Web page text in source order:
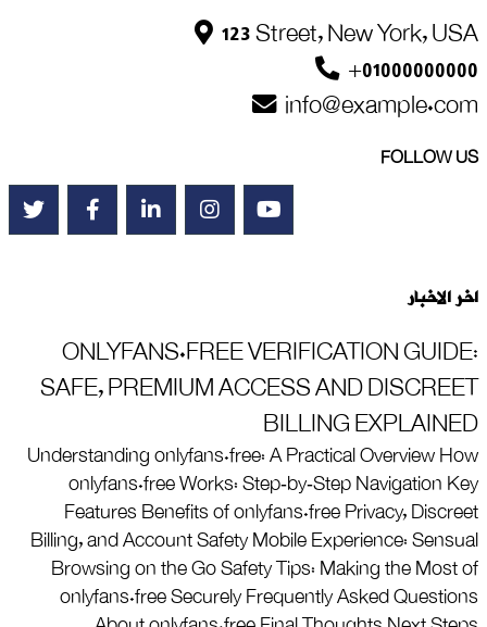
123 Street, New York, USA
+01000000000
info@example.com
FOLLOW US
اخر الاخبار
ONLYFANS.FREE VERIFICATION GUIDE:
SAFE, PREMIUM ACCESS AND DISCREET
BILLING EXPLAINED
Understanding onlyfans.free: A Practical Overview How
onlyfans.free Works: Step‑by‑Step Navigation Key
Features Benefits of onlyfans.free Privacy, Discreet
Billing, and Account Safety Mobile Experience: Sensual
Browsing on the Go Safety Tips: Making the Most of
onlyfans.free Securely Frequently Asked Questions